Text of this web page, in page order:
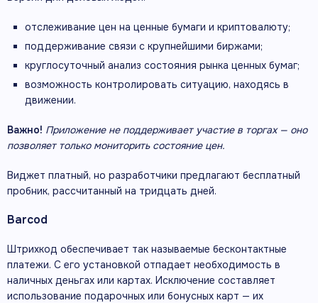
отслеживание цен на ценные бумаги и криптовалюту;
поддерживание связи с крупнейшими биржами;
круглосуточный анализ состояния рынка ценных бумаг;
возможность контролировать ситуацию, находясь в
движении.
Важно! Приложение не поддерживает участие в торгах — оно
позволяет только мониторить состояние цен.
Виджет платный, но разработчики предлагают бесплатный
пробник, рассчитанный на тридцать дней.
Barcod
Штрихкод обеспечивает так называемые бесконтактные
платежи. С его установкой отпадает необходимость в
наличных деньгах или картах. Исключение составляет
использование подарочных или бонусных карт — их